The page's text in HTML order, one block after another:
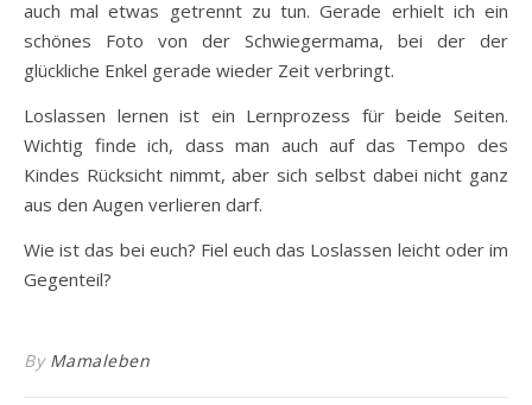
auch mal etwas getrennt zu tun. Gerade erhielt ich ein
schönes Foto von der Schwiegermama, bei der der
glückliche Enkel gerade wieder Zeit verbringt.
Loslassen lernen ist ein Lernprozess für beide Seiten.
Wichtig finde ich, dass man auch auf das Tempo des
Kindes Rücksicht nimmt, aber sich selbst dabei nicht ganz
aus den Augen verlieren darf.
Wie ist das bei euch? Fiel euch das Loslassen leicht oder im
Gegenteil?
By Mamaleben